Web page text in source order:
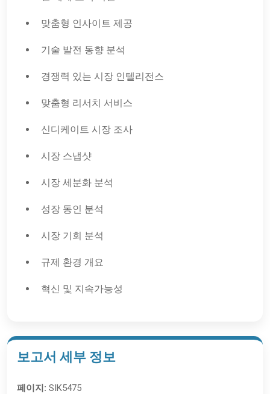
맞춤형 인사이트 제공
기술 발전 동향 분석
경쟁력 있는 시장 인텔리전스
맞춤형 리서치 서비스
신디케이트 시장 조사
시장 스냅샷
시장 세분화 분석
성장 동인 분석
시장 기회 분석
규제 환경 개요
혁신 및 지속가능성
보고서 세부 정보
페이지: SIK5475